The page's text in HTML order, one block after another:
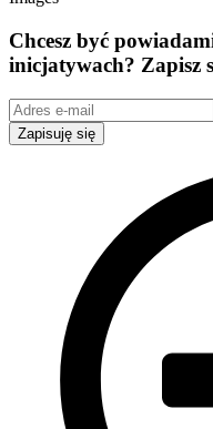
Chcesz być
inicjatywach? Zapisz
Zapisuję się